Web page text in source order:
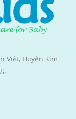
Việt, Huyện Kim